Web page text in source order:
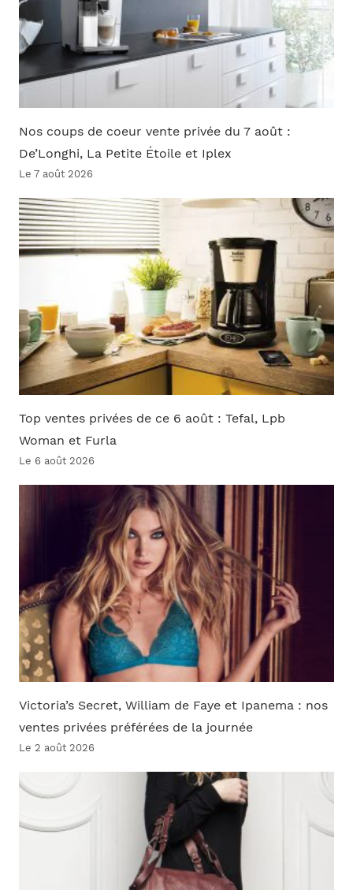
Nos coups de coeur vente privée du 7 août :
De’Longhi, La Petite Étoile et Iplex
Le 7 août 2026
Top ventes privées de ce 6 août : Tefal, Lpb
Woman et Furla
Le 6 août 2026
Victoria’s Secret, William de Faye et Ipanema : nos
ventes privées préférées de la journée
Le 2 août 2026